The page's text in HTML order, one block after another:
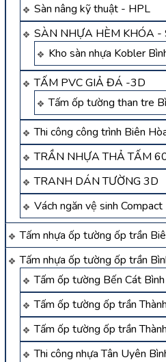
Sàn nâng kỹ thuật - HPL
SÀN NHỰA HÈM KHÓA
Kho sàn nhựa Kobler
TẤM PVC GIẢ ĐÁ -3D
Tấm ốp tường than tre
Thi công công trình Biên
TRẦN NHỰA THẢ TẤM
TRANH DÁN TƯỜNG 3D
Vách ngăn vệ sinh
Tấm nhựa ốp tường ốp trần
Tấm nhựa ốp tường ốp trần
Tấm ốp tường Bến Cát
Tấm ốp tường ốp trần
Tấm ốp tường ốp trần
Thi công nhựa Tân Uyên